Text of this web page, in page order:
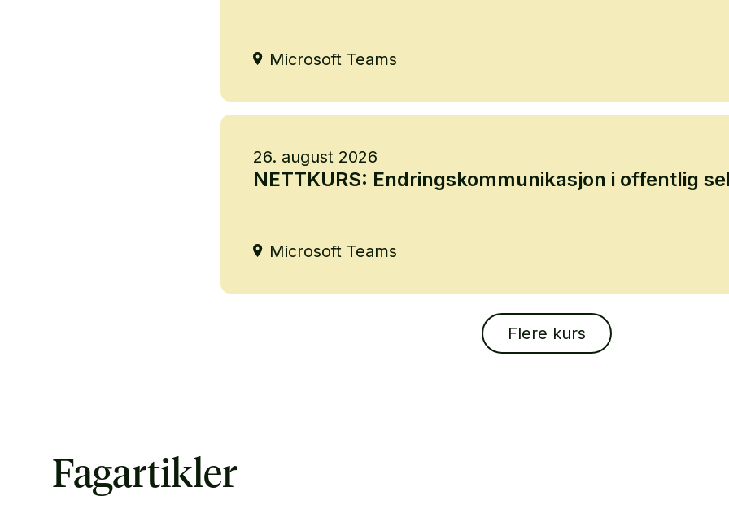
Microsoft Teams
26. august 2026
NETTKURS: Endringskommunikasjon i offentlig
Microsoft Teams
Flere kurs
Fagartikler